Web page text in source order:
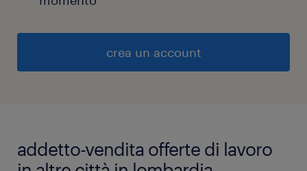
crea un account
addetto-vendita offerte di lavoro